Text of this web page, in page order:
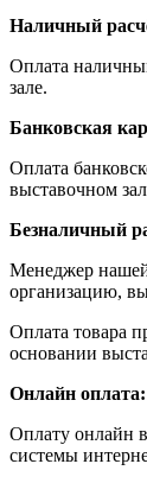
Наличный
Оплата
зале.
Банковская
Оплата
выставочном
Безналичный
Менеджер
организацию,
Оплата товара
основании
Онлайн оплата:
Оплату онлайн
системы